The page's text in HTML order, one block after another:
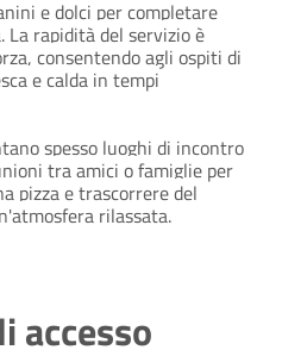
e dolci per completare
La rapidità del servizio è
consentendo agli ospiti di
e calda in tempi
spesso luoghi di incontro
tra amici o famiglie per
pizza e trascorrere del
rilassata.
accesso